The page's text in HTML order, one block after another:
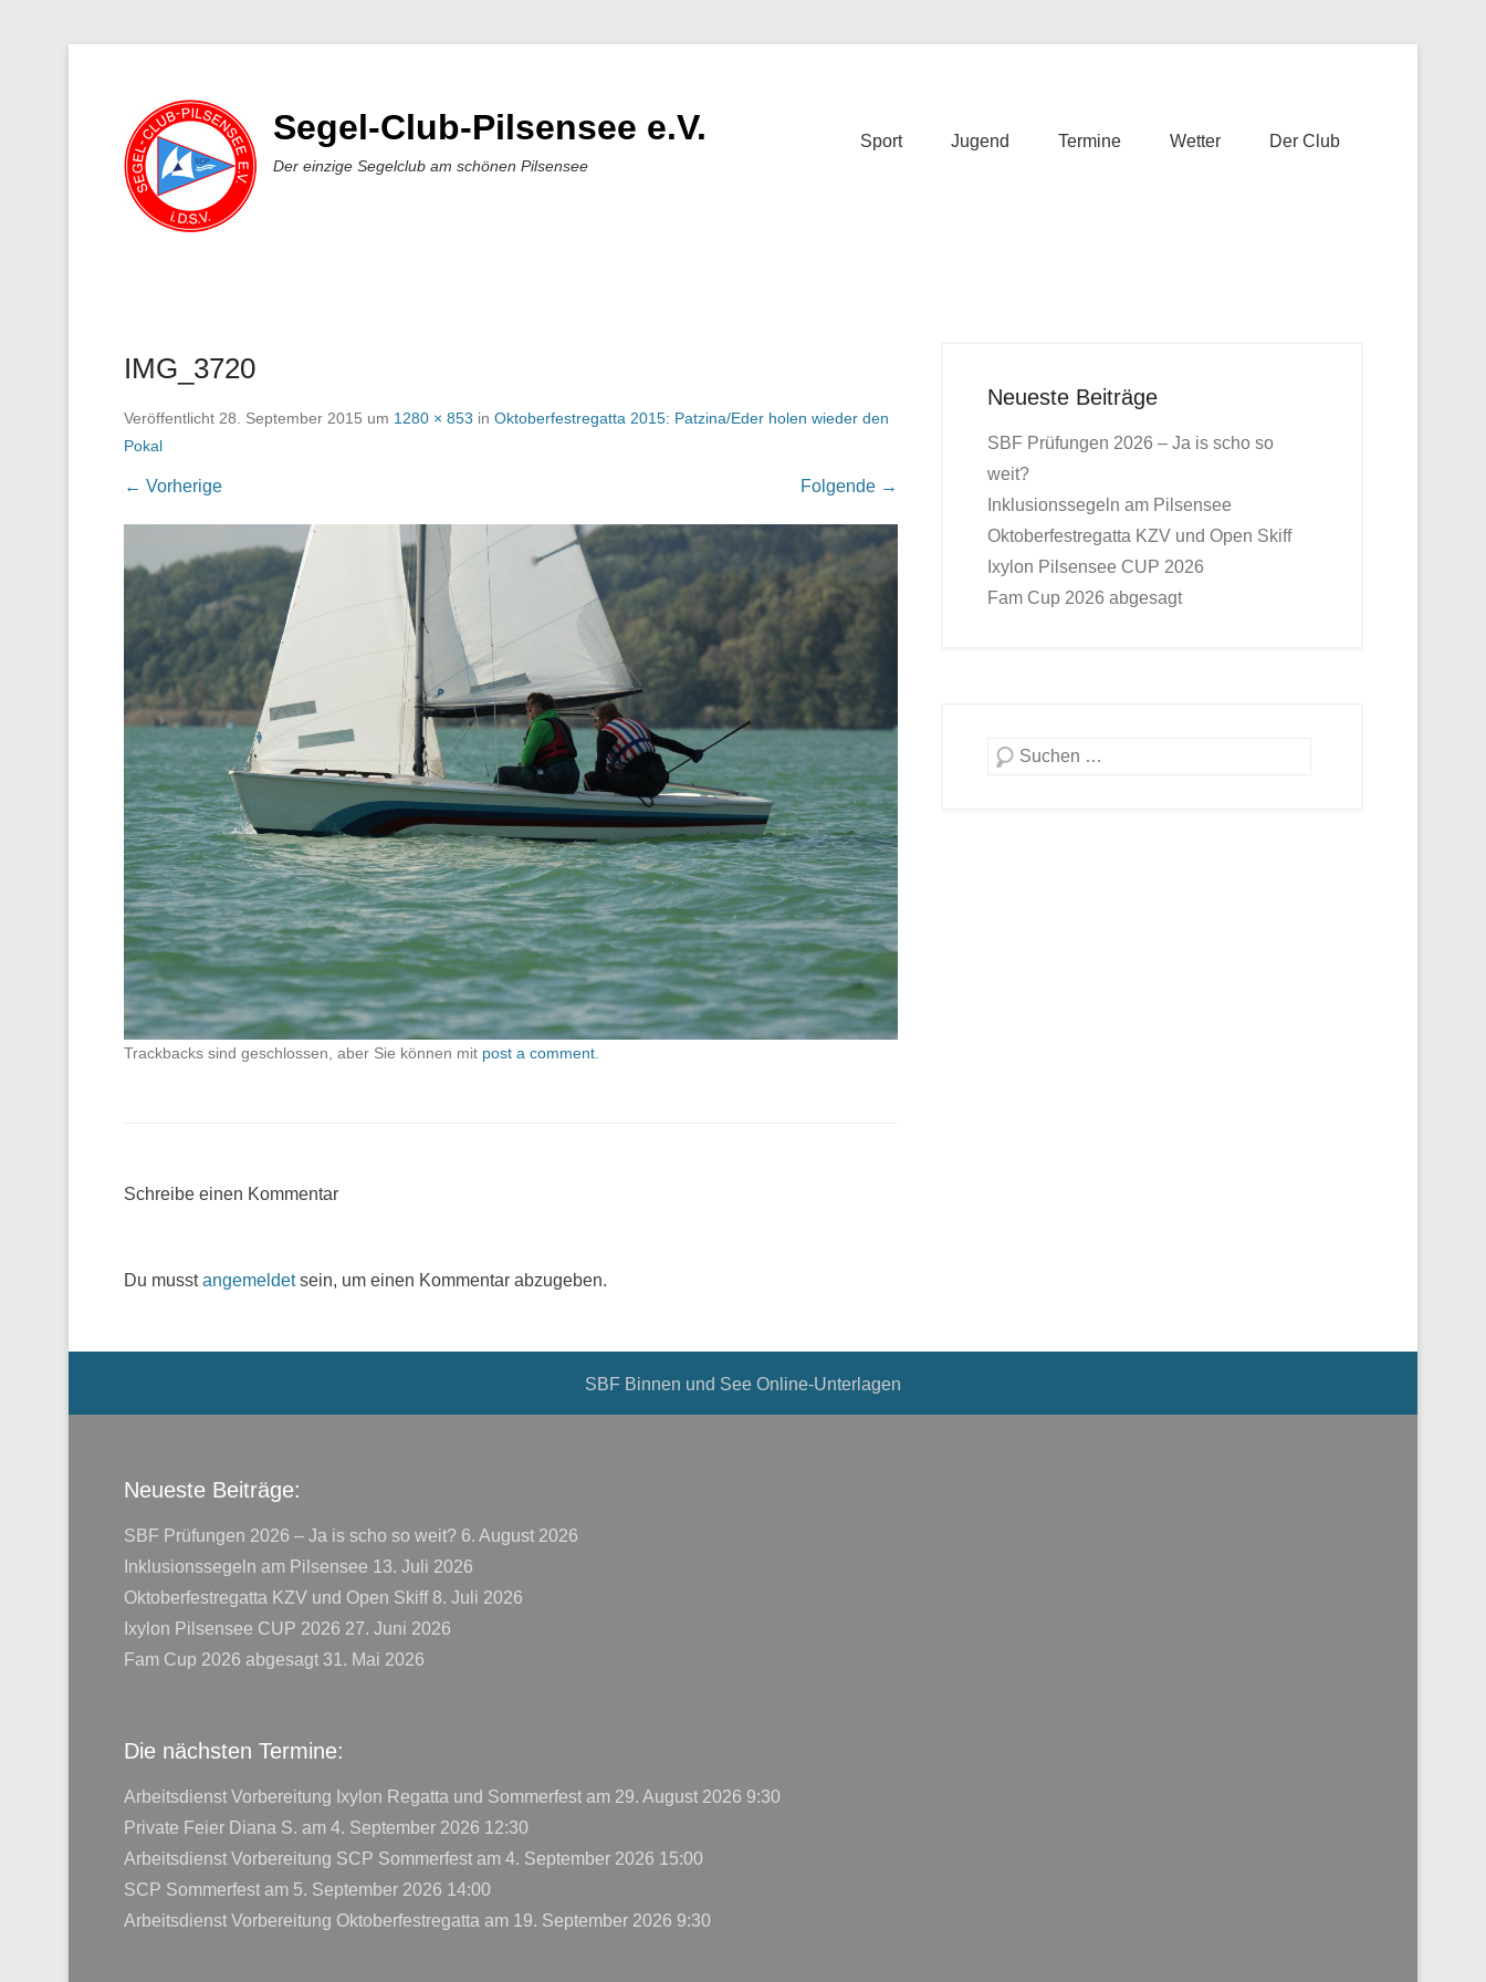
Segel-Club-Pilsensee e.V.
Der einzige Segelclub am schönen Pilsensee
Sport Jugend Termine Wetter Der Club
IMG_3720
Veröffentlicht 28. September 2015 um 1280 × 853 in Oktoberfestregatta 2015: Patzina/Eder holen wieder den
Pokal
← Vorherige Folgende →
Trackbacks sind geschlossen, aber Sie können mit post a comment.
Schreibe einen Kommentar
Du musstangemeldetsein, um einen Kommentar abzugeben.
Neueste Beiträge
SBF Prüfungen 2026 – Ja is scho so
weit?
Inklusionssegeln am Pilsensee
Oktoberfestregatta KZV und Open Skiff
Ixylon Pilsensee CUP 2026
Fam Cup 2026 abgesagt
Suche
SBF Binnen und See Online-Unterlagen
Neueste Beiträge:
SBF Prüfungen 2026 – Ja is scho so weit? 6. August 2026
Inklusionssegeln am Pilsensee 13. Juli 2026
Oktoberfestregatta KZV und Open Skiff 8. Juli 2026
Ixylon Pilsensee CUP 2026 27. Juni 2026
Fam Cup 2026 abgesagt 31. Mai 2026
Die nächsten Termine:
Arbeitsdienst Vorbereitung Ixylon Regatta und Sommerfest am 29. August 2026 9:30
Private Feier Diana S. am 4. September 2026 12:30
Arbeitsdienst Vorbereitung SCP Sommerfest am 4. September 2026 15:00
SCP Sommerfest am 5. September 2026 14:00
Arbeitsdienst Vorbereitung Oktoberfestregatta am 19. September 2026 9:30